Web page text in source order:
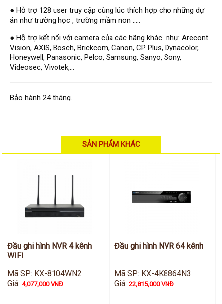
Giải pháp
LẮP ĐẶT CAMERA TRỌN GÓI
GIẢI PHÁP CAMERA AN NINH
BÁO ĐỘNG CHỐNG TRỘM
GIẢI PHÁP GIÁM SÁT RA VÀO
GIẢI PHÁP NHỎ TRỌN GÓI
Hỗ trợ kỹ thuật
Hướng dẫn sử dụng
Liên hệ
● Hỗ trợ 128 user truy cập cùng lúc thích hợp cho những dự
án như trường học , trường mầm non .....
● Hỗ trợ kết nối với camera của các hãng khác như: Arecont
Vision, AXIS, Bosch, Brickcom, Canon, CP Plus, Dynacolor,
Honeywell, Panasonic, Pelco, Samsung, Sanyo, Sony,
Videosec, Vivotek,...
Bảo hành 24 tháng.
SẢN PHẨM KHÁC
Đầu ghi hình NVR 4 kênh
WIFI
Mã SP: KX-8104WN2
Giá:4,077,000 VNĐ
Đầu ghi hình NVR 64 kênh
Mã SP: KX-4K8864N3
Giá: 22,815,000 VNĐ